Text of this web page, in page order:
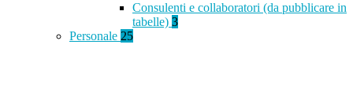
Consulenti e collaboratori (da pubblicare in
tabelle) 3
Personale 25